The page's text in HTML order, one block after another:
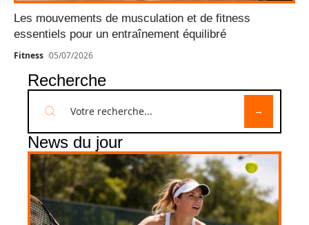
Les mouvements de musculation et de fitness
essentiels pour un entraînement équilibré
Fitness 05/07/2026
Recherche
News du jour